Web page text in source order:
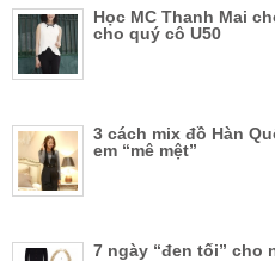
Học MC Thanh Mai
cho quý cô U50
3 cách mix đồ Hàn
em “mê mệt”
7 ngày “đen tối” cho